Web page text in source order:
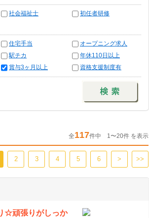
社会福祉士
初任者研修
住宅手当
オープニング求人
駅チカ
年休110日以上
賞与3ヶ月以上 資格支援制度有
全117件中 1〜20件 を表示
2 3 4 5 6 > >>
☆頑張りがしっか